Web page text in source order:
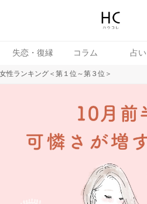
失恋・復縁 コラム 占い
性ランキング＜第１位～第３位＞